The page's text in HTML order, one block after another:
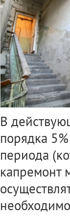
В
порядка
периода
капремонт